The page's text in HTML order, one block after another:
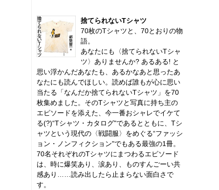
捨てられないTシャツ
70枚のTシャツと、70とおりの物
語。
あなたにも〈捨てられないTシャ
ツ〉ありませんか? あるある! と
思い浮かんだあなたも、あるかなあと思ったあ
なたにも読んでほしい。読めば誰もが心に思い
当たる「なんだか捨てられないTシャツ」を70
枚集めました。そのTシャツと写真に持ち主の
エピソードを添えた、今一番おシャレでイケて
る(?)“Tシャツ・カタログ"であるとともに、Tシ
ャツという現代の〈戦闘服〉をめぐる“ファッシ
ョン・ノンフィクション"でもある最強の1冊。
70名それぞれのTシャツにまつわるエピソード
は、時に爆笑あり、涙あり、ものすんごーい共
感あり……読み出したら止まらない面白さで
す。